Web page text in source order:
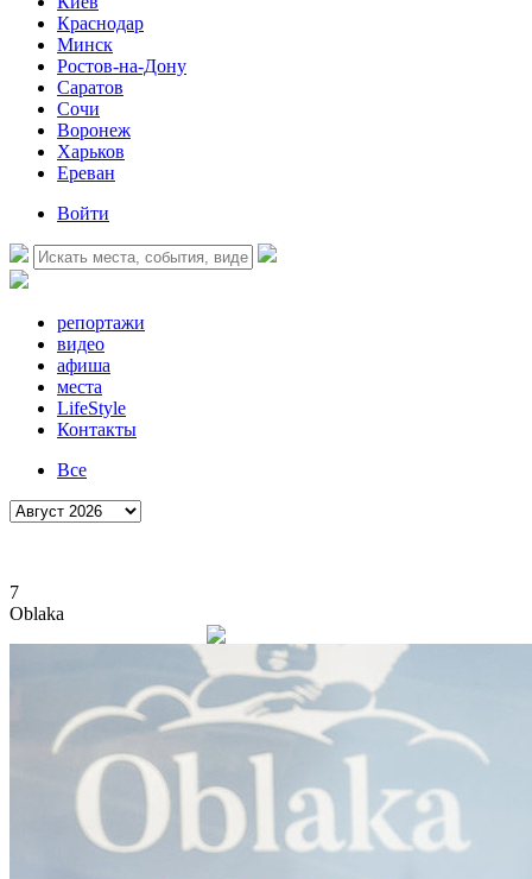
Краснодар
Минск
Ростов-на-Дону
Саратов
Сочи
Воронеж
Харьков
Ереван
Войти
репортажи
видео
афиша
места
LifeStyle
Контакты
Все
7
Oblaka